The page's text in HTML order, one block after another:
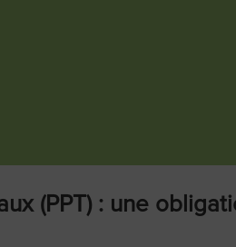
(PPT) : une